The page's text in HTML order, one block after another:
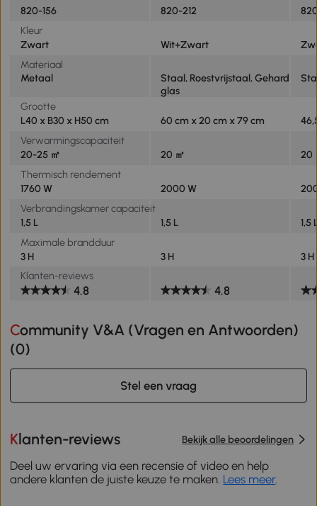
820-156
820-212
Kleur
Zwart
Wit+Zwart
Materiaal
Metaal
Staal, Roestvrijstaal, Gehard
glas
Grootte
L40 x B30 x H50 cm
60 cm x 20 cm x 79 cm
Verwarmingscapaciteit
20-25 ㎡
20 ㎡
20
Thermisch rendement
1760 W
2000 W
Verbrandingskamer capaciteit
1,5 L
1,5 L
1,5
Maximale brandduur
3 H
3 H
3 H
Klanten-reviews
4.8 4.8
Community V&A (Vragen en Antwoorden)
(0)
Stel een vraag
Klanten-reviews Bekijk alle beoordelingen
Deel uw ervaring via een recensie of video en help
andere klanten de juiste keuze te maken. Lees meer.